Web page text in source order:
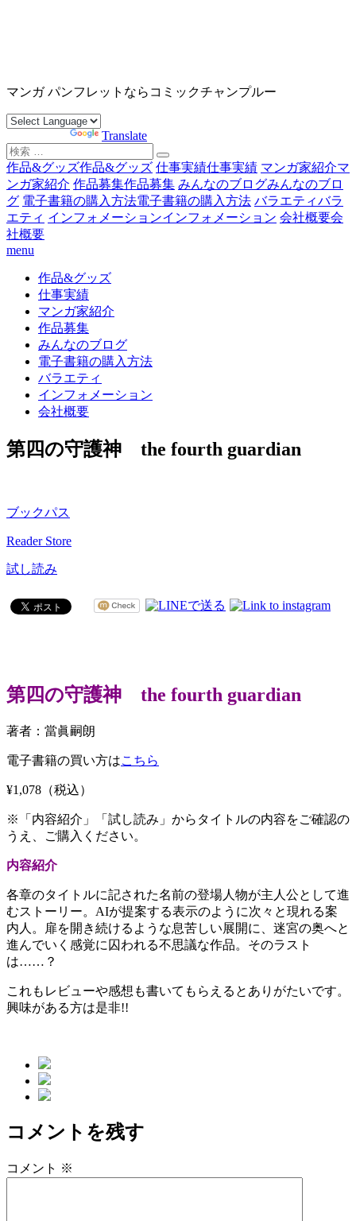
ツ
ス
ッ
プ
マンガ パンフレットならコミックチャンプルー
Translate
検
索
対
象:
作品&グッズ作品&グッズ 仕事実績仕事実績 マンガ家紹介マ
ンガ家紹介 作品募集作品募集 みんなのブログみんなのブロ
グ 電子書籍の購入方法電子書籍の購入方法 バラエティバラ
エティ インフォメーションインフォメーション 会社概要会
社概要
menu
作品&グッズ
仕事実績
マンガ家紹介
作品募集
みんなのブログ
電子書籍の購入方法
バラエティ
インフォメーション
会社概要
第四の守護神 the fourth guardian
ブックパス
Reader Store
試し読み
第四の守護神 the fourth guardian
著者：當眞嗣朗
電子書籍の買い方はこちら
¥1,078 （税込）
※「内容紹介」「試し読み」からタイトルの内容をご確認の
うえ、ご購入ください。
内容紹介
各章のタイトルに記された名前の登場人物が主人公として進
むストーリー。AIが提案する表示のように次々と現れる案
内人。扉を開き続けるような息苦しい展開に、迷宮の奥へと
進んでいく感覚に囚われる不思議な作品。そのラスト
は……？
これもレビューや感想も書いてもらえるとありがたいです。
興味がある方は是非!!
コメントを残す
コメント ※